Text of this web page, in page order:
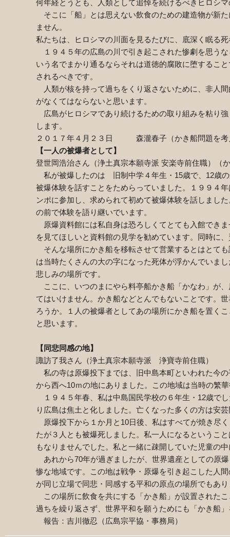
何年経とうとも、人類として追悼を続けるべきヒロシ
そこに「船」とは思えない飲食のための建造物が新
ません。
私たちは、ヒロシマの川面を見るたびに、底深く眠る
１９４５年の広島の川で引き起こされた惨劇を思う
いう名でまかり通るならそれは道徳的腐敗に堕するこ
されるべきです。
人類が核を持って過ちをくり返さないために、非人
がなくてはならないと思います。
広島がヒロシマであり続けるための取り組みを粘り
します。
２０１７年４月２３日 森瀧春子（かき船問題を
【一人の被爆者として】
登世岡浩治さん（浄土真宗本願寺派 安楽寺前住職）
私が被爆したのは 旧制中学４年生・ 15歳で、 12歳
被爆体験を話すことをためらっていました。１９９４
ンポに参加し、求められて初めて被爆体験を話しまし
の前で体験を語り継いでいます。
原爆資料館には私自身は恐ろしくてとても入館でき
を見てほしいと資料館の見学を勧めています。同時に
そんな場所にかき船を移転させて営業するとはとて
は当時たくさんの大の字になった死体が浮かんでいま
悲しみの場所です。
ここに、いつのまにやら料亭船かき船「かなわ」が
てはいけません。かき船などとんでもないことです。
ろうか。１人の被爆者としてあの場所にかき船を置く
と思います。
【同悲同感の地】
諏訪了我さん（浄土真宗本願寺派 浄寶寺前住職）
私の寺は原爆投下までは、旧中島本町といわれた今
から西へ10ｍの地にありました。この地域は当時の繁
１９４５年春、私は中島国民学校の６年生・ 12歳で
り広島は焦土と化しました。亡くなった多くの方は安
原爆投下から１か月と 10日後、私はすべてが焼き尽
たが３人とも被爆死しました。私一人になるというこ
もなりませんでした。私と一緒に疎開していた児童の
あれから70年が過ぎましたが、世界遺産としての原
惨な地域です。この地は戦争・原爆を引き起こした人
が同じ立場で同悲・同感する平和の原点の場所でもあ
この場所に飲食を共にする「かき船」が設置された
過ちを繰り返さず、世界平和を願うためにも「かき船
報告：吉川徹忍（広島宗平協・事務局）